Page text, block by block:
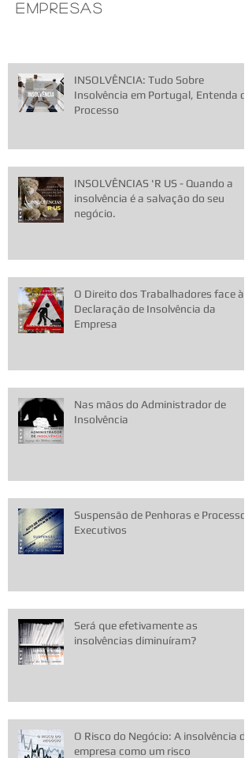
Empresas
INSOLVÊNCIA: Tudo Sobre
Insolvência em Portugal, Entenda o
Processo
INSOLVÊNCIAS 'R US - Quando a
insolvência é a salvação do seu
negócio.
O Direito dos Trabalhadores face à
Declaração de Insolvência da
Empresa
Nas mãos do Administrador de
Insolvência
Suspensão de Penhoras e Processos
Executivos
Será que efetivamente as
insolvências diminuíram?
O Risco do Negócio: A insolvência da
empresa como um risco